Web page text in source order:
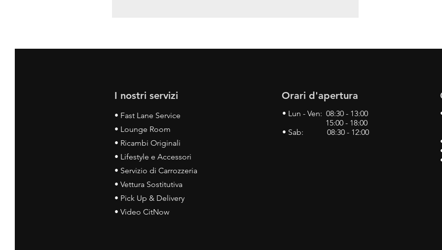
I nostri servizi
• Fast Lane Service
• Lounge Room
• Ricambi Originali
• Lifestyle e Accessori
• Servizio di Carrozzeria
• Vettura Sostitutiva
• Pick Up & Delivery
• Video CitNow
Orari d'apertura
• Lun - Ven: 08:30 - 13:00
15:00 - 18:00
• Sab: 08:30 - 12:00